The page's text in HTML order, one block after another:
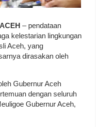
– pendataan
kelestarian lingkungan
Aceh, yang
dirasakan oleh
Gubernur Aceh
dengan seluruh
Gubernur Aceh,